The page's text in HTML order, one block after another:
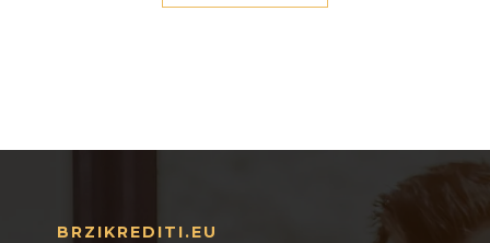
BRZIKREDITI.EU